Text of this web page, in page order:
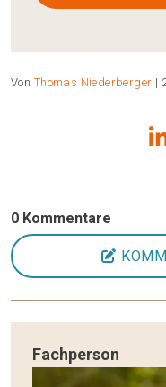
Von Thomas Niederberger |
0 Kommentare
Fachperson